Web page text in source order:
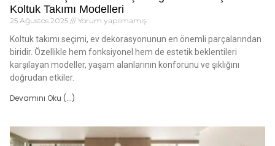
Koltuk Takımı Modelleri
25 Ağustos 2025 Yorum yapılmamış
Koltuk takımı seçimi, ev dekorasyonunun en önemli parçalarından
biridir. Özellikle hem fonksiyonel hem de estetik beklentileri
karşılayan modeller, yaşam alanlarının konforunu ve şıklığını
doğrudan etkiler.
Devamını Oku (...)